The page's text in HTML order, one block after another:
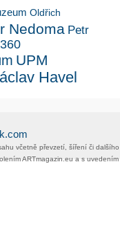
Oldřich
Nedoma Petr
UPM
Havel
včetně převzetí, šíření či dalšího
​ARTmagazin.eu​ ​a s uvedením